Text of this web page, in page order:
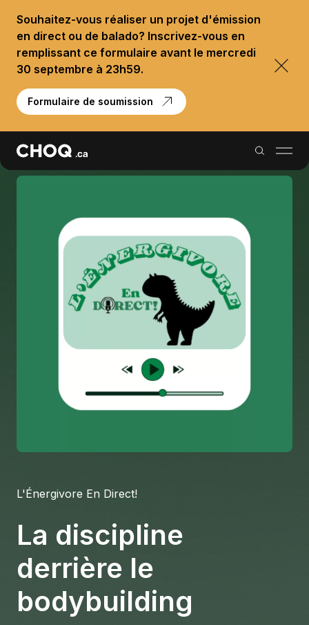
Souhaitez-vous réaliser un projet d'émission
en direct ou de balado? Inscrivez-vous en
remplissant ce formulaire avant le mercredi
30 septembre à 23h59.
Formulaire de soumission
Reportages
Palmarès
À propos
S'impliquer
Carrière
Location studio
L'Énergivore En Direct!
La discipline
derrière le
bodybuilding